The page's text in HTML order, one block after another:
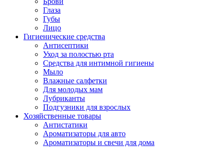
Глаза
Губы
Лицо
Гигиенические средства
Антисептики
Уход за полостью рта
Средства для интимной гигиены
Мыло
Влажные салфетки
Для молодых мам
Лубриканты
Подгузники для взрослых
Хозяйственные товары
Антистатики
Ароматизаторы для авто
Ароматизаторы и свечи для дома